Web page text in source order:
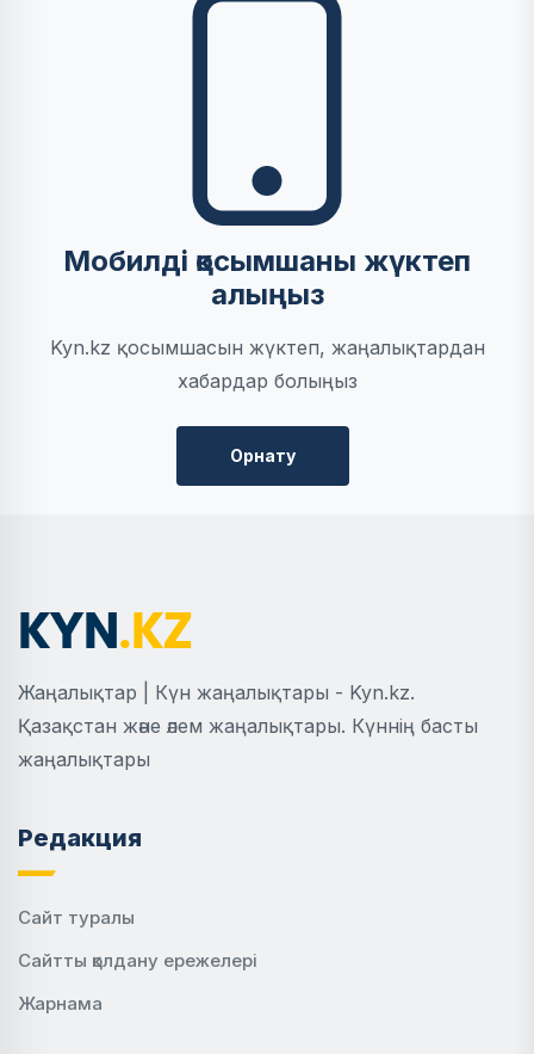
Мобилді қосымшаны жүктеп
алыңыз
Kyn.kz қосымшасын жүктеп, жаңалықтардан
хабардар болыңыз
Орнату
Жаңалықтар | Күн жаңалықтары - Kyn.kz.
Қазақстан және әлем жаңалықтары. Күннің басты
жаңалықтары
Редакция
Сайт туралы
Сайтты қолдану ережелері
Жарнама